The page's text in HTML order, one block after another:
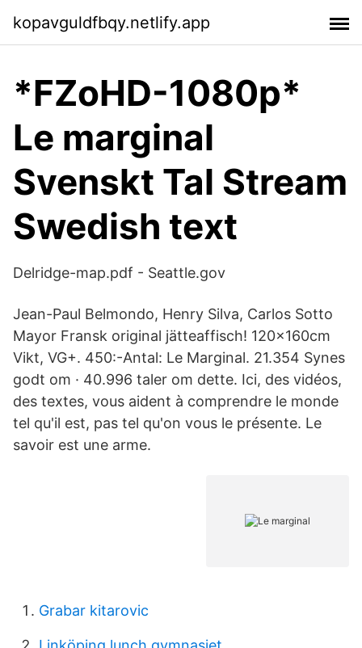
kopavguldfbqy.netlify.app
*FZoHD-1080p*
Le marginal
Svenskt Tal Stream
Swedish text
Delridge-map.pdf - Seattle.gov
Jean-Paul Belmondo, Henry Silva, Carlos Sotto
Mayor Fransk original jätteaffisch! 120x160cm
Vikt, VG+. 450:-Antal: Le Marginal. 21.354 Synes
godt om · 40.996 taler om dette. Ici, des vidéos,
des textes, vous aident à comprendre le monde
tel qu'il est, pas tel qu'on vous le présente. Le
savoir est une arme.
Grabar kitarovic